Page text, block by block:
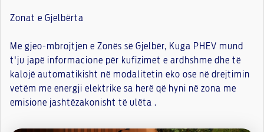
Zonat e Gjelbërta
Me gjeo-mbrojtjen e Zonës së Gjelbër, Kuga PHEV mund
t'ju japë informacione për kufizimet e ardhshme dhe të
kalojë automatikisht në modalitetin eko ose në drejtimin
vetëm me energji elektrike sa herë që hyni në zona me
emisione jashtëzakonisht të ulëta .